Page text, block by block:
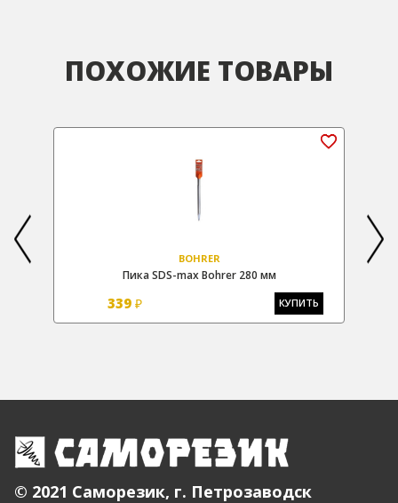
ПОХОЖИЕ ТОВАРЫ
BOHRER
Пика SDS-max Bohrer 280 мм
339 ₽ КУПИТЬ
© 2021 Саморезик, г. Петрозаводск